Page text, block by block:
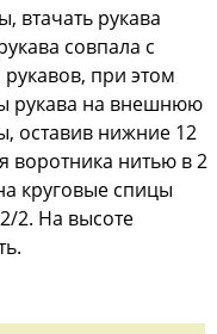
втачать рукава
совпала с
при этом
рукава на внешнюю
оставив нижние 12
воротника нитью в 2
круговые спицы
2. На высоте